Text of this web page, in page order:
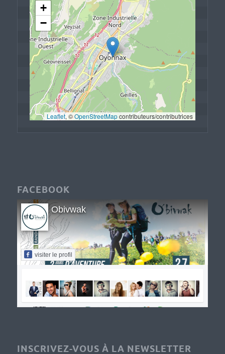
+
−
Leaflet, © OpenStreetMap contributeurs/contributrices
FACEBOOK
Obivwak
visiter le profil
INSCRIVEZ-VOUS À LA NEWSLETTER